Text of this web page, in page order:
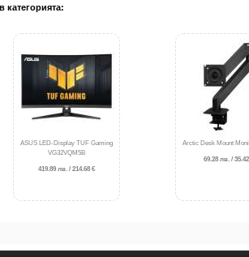
категорията:
ASUS LED-Display TUF Gaming
VG32VQM5B
419.89 лв. / 214.68 €
Arctic Desk Mount
69.28 лв. /